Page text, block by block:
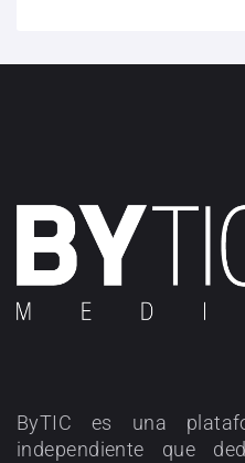
ByTIC es una
independiente que